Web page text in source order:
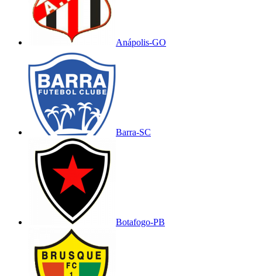
Anápolis-GO
Barra-SC
Botafogo-PB